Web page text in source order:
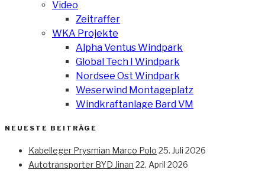
Video
Zeitraffer
WKA Projekte
Alpha Ventus Windpark
Global Tech I Windpark
Nordsee Ost Windpark
Weserwind Montageplatz
Windkraftanlage Bard VM
NEUESTE BEITRÄGE
Kabelleger Prysmian Marco Polo 25. Juli 2026
Autotransporter BYD Jinan 22. April 2026